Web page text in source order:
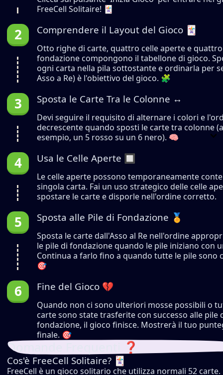
FreeCell Solitaire! 🃏
Comprendere il Layout del Gioco 🃏
Otto righe di carte, quattro celle aperte e
fondazione compongono il tabellone di gioco.
ogni carta nella pila sottostante e ordinarla per
Asso a Re) è l'obiettivo del gioco. 🧩
Sposta le Carte Tra le Colonne ↔️
Devi seguire il requisito di alternare i colori e
decrescente quando sposti le carte tra colonne
esempio, un 5 rosso su un 6 nero). 🧠
Usa le Celle Aperte 🔲
Le celle aperte possono temporaneamente
singola carta. Fai un uso strategico delle celle
spostare le carte e disporle nell'ordine corretto.
Sposta alle Pile di Fondazione 🏅
Sposta le carte dall'Asso al Re nell'ordine
le pile di fondazione quando le pile iniziano con
Continua a farlo fino a quando tutte le pile sono
🎯
Fine del Gioco 💔
Quando non ci sono ulteriori mosse possibili o
carte sono state trasferite con successo alle pile
fondazione, il gioco finisce. Mostrerà il tuo
finale. 🎯
Domande Frequenti ❓
Cos'è FreeCell Solitaire? 🃏
FreeCell è un gioco solitario che utilizza normali 52 carte.